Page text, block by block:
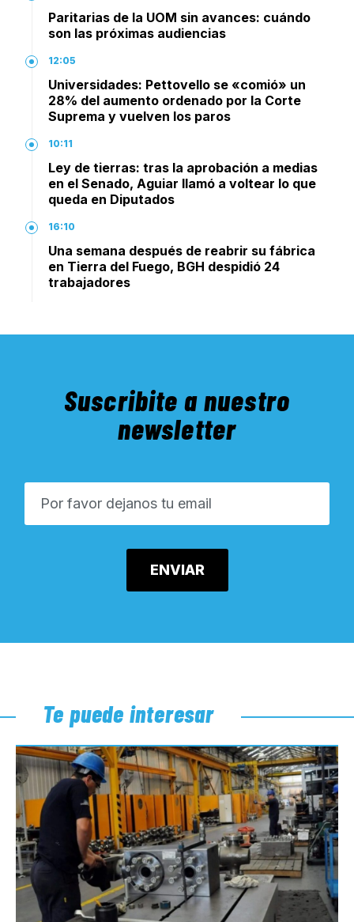
Paritarias de la UOM sin avances: cuándo
son las próximas audiencias
12:05
Universidades: Pettovello se «comió» un
28% del aumento ordenado por la Corte
Suprema y vuelven los paros
10:11
Ley de tierras: tras la aprobación a medias
en el Senado, Aguiar llamó a voltear lo que
queda en Diputados
16:10
Una semana después de reabrir su fábrica
en Tierra del Fuego, BGH despidió 24
trabajadores
Suscribite a nuestro
newsletter
Te puede interesar